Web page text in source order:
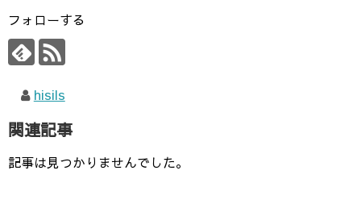
フォローする
hisils
関連記事
記事は見つかりませんでした。